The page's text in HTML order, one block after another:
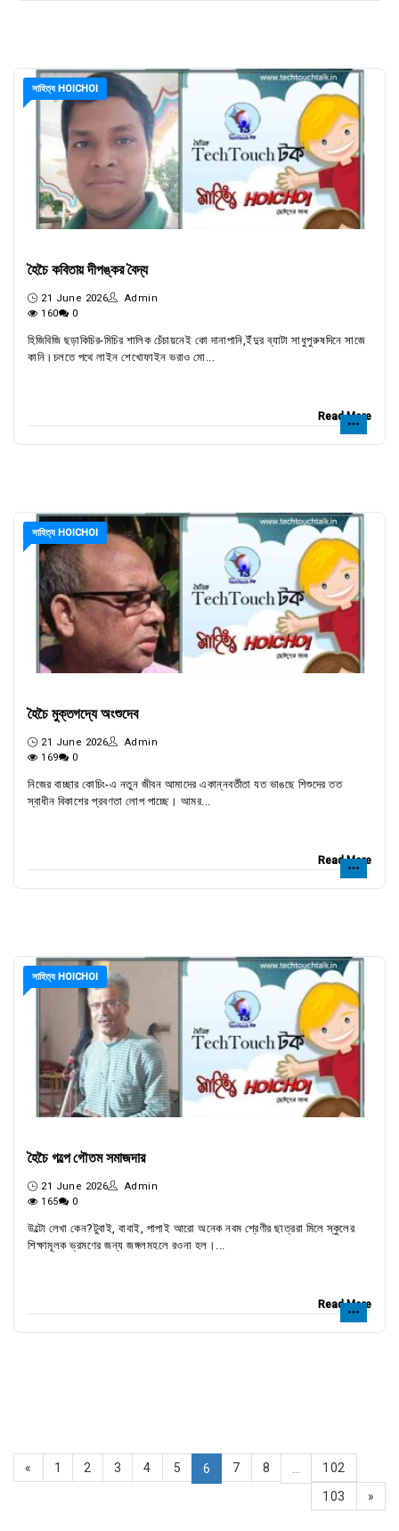
সাহিত্য HOICHOI
হৈচৈ কবিতায় দীপঙ্কর বৈদ্য
21 June 2026
Admin
160
0
হিজিবিজি ছড়াকিচির-মিচির শালিক চেঁচায়নেই কো দানাপানি,ইঁদুর ব্যাটা সাধুপুরুষদিনে সাজে
কানি।চলতে পথে লাইন শেখোফাইন ভরাও মো...
Read More
সাহিত্য HOICHOI
হৈচৈ মুক্তগদ্যে অংশুদেব
21 June 2026
Admin
169
0
নিজের বাচ্ছার কোচিং-এ নতুন জীবন আমাদের একান্নবর্তীতা যত ভাঙছে শিশুদের তত
স্বাধীন বিকাশের প্রবণতা লোপ পাচ্ছে। আমর...
Read More
সাহিত্য HOICHOI
হৈচৈ গল্পে গৌতম সমাজদার
21 June 2026
Admin
165
0
উল্টো লেখা কেন?টুবাই, বাবাই, পাপাই আরো অনেক নবম শ্রেণীর ছাত্ররা মিলে স্কুলের
শিক্ষামূলক ভ্রমণের জন্য জঙ্গলমহলে রওনা হল।...
Read More
« 1 2 3 4 5 6 7 8
102
103
»